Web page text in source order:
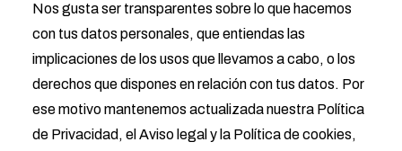
Nos gusta ser transparentes sobre lo que hacemos
con tus datos personales, que entiendas las
implicaciones de los usos que llevamos a cabo, o los
derechos que dispones en relación con tus datos. Por
ese motivo mantenemos actualizada nuestra Política
de Privacidad, el Aviso legal y la Política de cookies,